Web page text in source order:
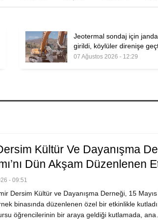
Jeotermal sondaj için
girildi, köylüler direnişe
07 Ağustos 2026 - 12:29
Kültür Ve Dayanışma
Dün Akşam Düzenlenen
- 09:51
Dersim Kültür ve Dayanışma Derneği, 15 Mayıs
binasında düzenlenen özel bir etkinlikle
öğrencilerinin bir araya geldiği kutlamada,